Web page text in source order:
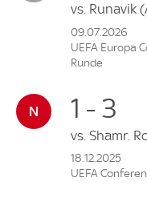
vs. Runavik
09.07.2026
UEFA Europa
Runde
1 - 3
vs. Shamr.
18.12.2025
UEFA